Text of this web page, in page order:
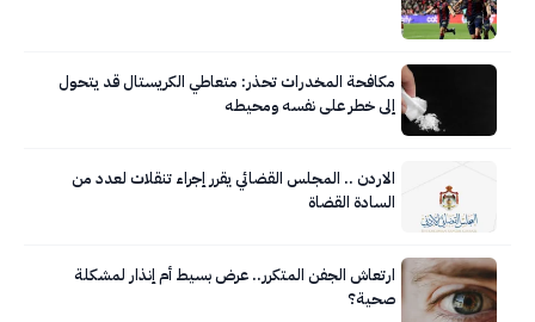
مكافحة المخدرات تحذر: متعاطي الكريستال قد يتحول
إلى خطر على نفسه ومحيطه
الاردن .. المجلس القضائي يقرر إجراء تنقلات لعدد من
السادة القضاة
ارتعاش الجفن المتكرر.. عرض بسيط أم إنذار لمشكلة
صحية؟